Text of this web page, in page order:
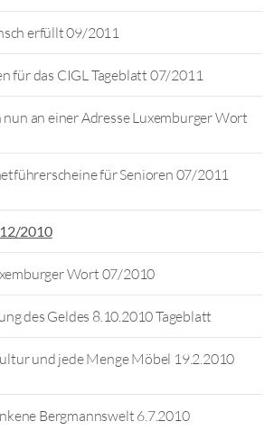
erfüllt 09/2011
für das CIGL Tageblatt 07/2011
an einer Adresse Luxemburger Wort
für Senioren 07/2011
2010
Wort 07/2010
des Geldes 8.10.2010 Tageblatt
und jede Menge Möbel 19.2.2010
Bergmannswelt 6.7.2010